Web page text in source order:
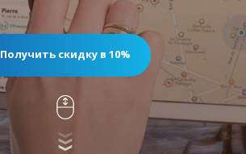
Получить скидку в 10%